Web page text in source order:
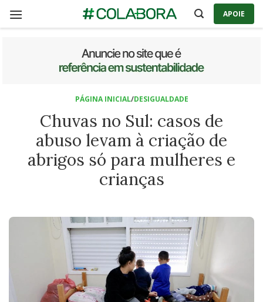
APOIE
PÁGINA INICIAL/DESIGUALDADE
Chuvas no Sul: casos de
abuso levam à criação de
abrigos só para mulheres e
crianças